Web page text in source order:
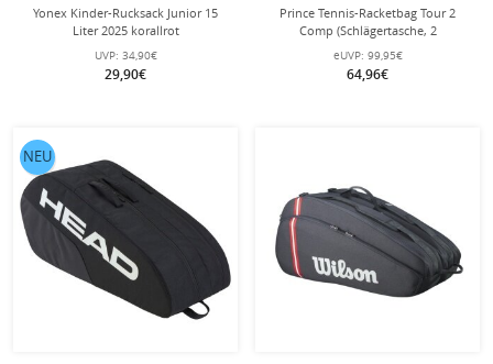
Yonex Kinder-Rucksack Junior 15
Liter 2025 korallrot
UVP: 34,90€
29,90€
Prince Tennis-Racketbag Tour 2
Comp (Schlägertasche, 2
Hauptfächer, Thermofach) 2025
schwarz/blau 6er
eUVP: 99,95€
64,96€
NEU